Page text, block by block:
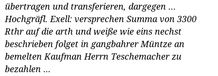
übertragen und transferieren, dargegen …
Hochgräfl. Exell: versprechen Summa von 3300
Rthr auf die arth und weiße wie eins nechst
beschrieben folget in gangbahrer Müntze an
bemelten Kaufman Herrn Teschemacher zu
bezahlen ...